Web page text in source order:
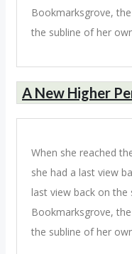
Bookmarksgrove,
the subline of her
A New Higher
When she reached
she had a last view
last view back on
Bookmarksgrove,
the subline of her